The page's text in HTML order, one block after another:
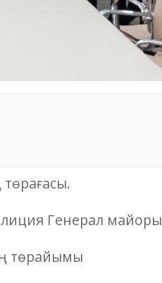
Генерал майоры
төрайымы